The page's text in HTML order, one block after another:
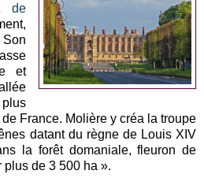
de
et
France. Molière y créa la troupe
datant du règne de Louis XIV
la forêt domaniale, fleuron de
plus de 3 500 ha ».